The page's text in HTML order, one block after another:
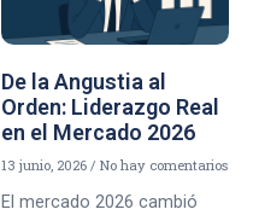
De la Angustia al
Orden: Liderazgo Real
en el Mercado 2026
13 junio, 2026 No hay comentarios
El mercado 2026 cambió